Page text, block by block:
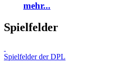
mehr...
Spielfelder
Spielfelder der DPL